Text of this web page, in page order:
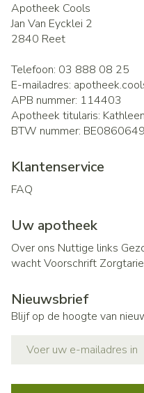
Apotheek Cools
Jan Van Eycklei 2
2840 Reet
Telefoon: 03 888 08 25
E-mailadres:
APB nummer: 114403
Apotheek titularis:
BTW nummer:
Klantenservice
FAQ
Uw apotheek
Over ons Nuttige links
wachtVoorschrift
Nieuwsbrief
Blijf op de hoogte van